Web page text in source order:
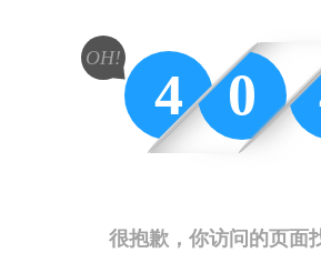
4 0
OH!
很抱歉，你访问的页面